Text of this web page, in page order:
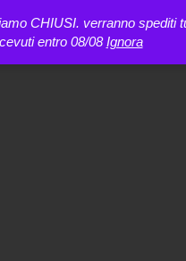
CHIUSI. verranno spediti
entro 08/08Ignora